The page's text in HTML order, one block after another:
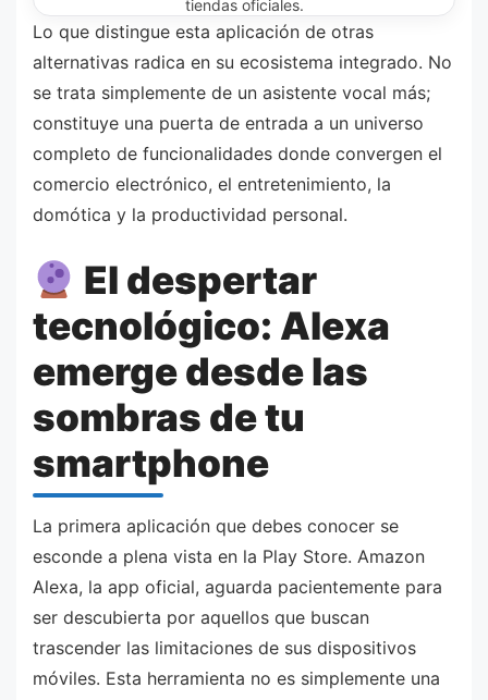
tiendas oficiales.
Lo que distingue esta aplicación de otras
alternativas radica en su ecosistema integrado. No
se trata simplemente de un asistente vocal más;
constituye una puerta de entrada a un universo
completo de funcionalidades donde convergen el
comercio electrónico, el entretenimiento, la
domótica y la productividad personal.
El despertar
tecnológico: Alexa
emerge desde las
sombras de tu
smartphone
La primera aplicación que debes conocer se
esconde a plena vista en la Play Store. Amazon
Alexa, la app oficial, aguarda pacientemente para
ser descubierta por aquellos que buscan
trascender las limitaciones de sus dispositivos
móviles. Esta herramienta no es simplemente una